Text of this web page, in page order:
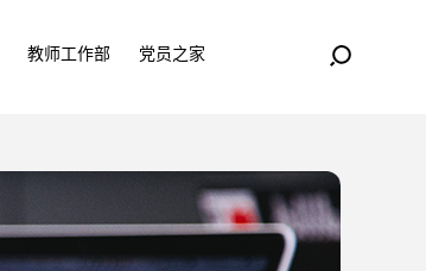
教师工作部 党员之家